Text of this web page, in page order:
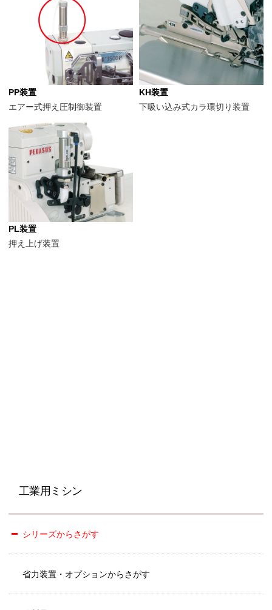
PP装置
エアー式押え圧制御装置
KH装置
下吸い込み式カラ環切り装置
PL装置
押え上げ装置
工業用ミシン
シリーズからさがす
省力装置・オプションからさがす